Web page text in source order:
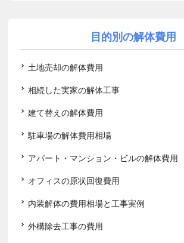
目的別の解体費用
土地売却の解体費用
相続した実家の解体工事
建て替えの解体費用
駐車場の解体費用相場
アパート・マンション・ビルの解体費用
オフィスの原状回復費用
内装解体の費用相場と工事実例
外構除去工事の費用